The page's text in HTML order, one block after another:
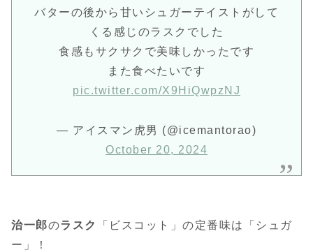
バターの後から甘いシュガーテイストがして
くる感じのラスクでした
食感もサクサクで美味しかったです
また食べたいです
pic.twitter.com/X9HiQwpzNJ
— アイスマン虎男 (@icemantorao)
October 20, 2024
治一郎のラスク
「ビスコット」の定番味は「シュガ
ー」！